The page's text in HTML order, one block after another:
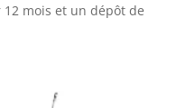
mois et un dépôt de